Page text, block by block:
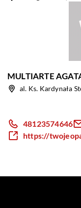
MULTIARTE
al. Ks. Kardynała
48123574646
https://